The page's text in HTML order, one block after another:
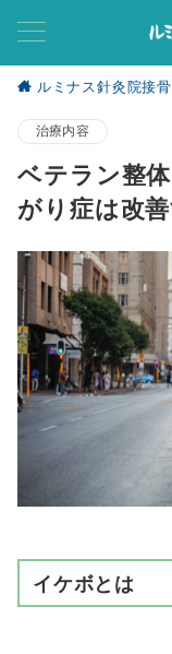
ルミナス針灸院接
治療内容
ベテラン整
がり症は改
イケボとは